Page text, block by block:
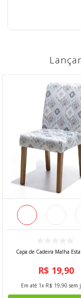
metro de
Para pedidos
fracionamento do
* Imagem
Capa de Cadeira Malha
R$ 19,90
Em até 1x R$ 19,90 sem